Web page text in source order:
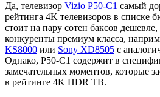
Да, телевизор Vizio P50-C1 самый
рейтинга 4K телевизоров в списке
стоит на пару сотен баксов
конкуренты премиум класса,
KS8000 или Sony XD8505 с
Однако, P50-C1 содержит в
замечательных моментов, которые
в рейтинге 4K HDR ТВ.